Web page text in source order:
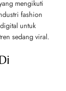
mengikuti
fashion
untuk
sedang viral.